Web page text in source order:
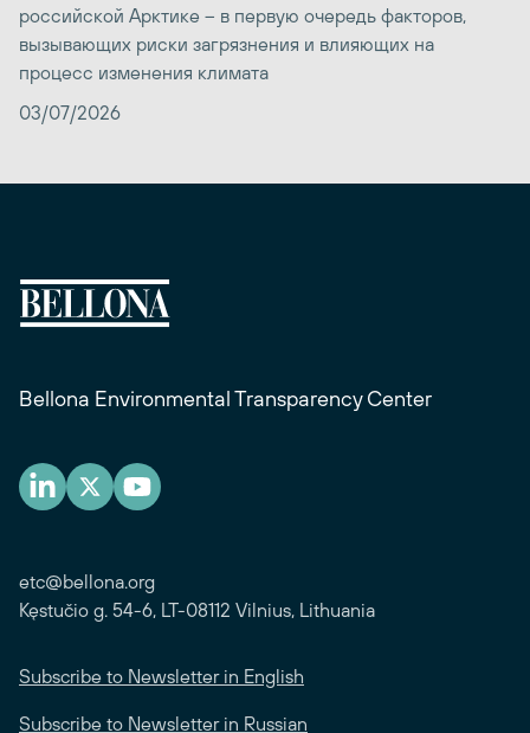
российской Арктике – в первую очередь факторов,
вызывающих риски загрязнения и влияющих на
процесс изменения климата
03/07/2026
Bellona Environmental Transparency Center
etc@bellona.org
Kęstučio g. 54-6, LT-08112 Vilnius, Lithuania
Subscribe to Newsletter in English
Subscribe to Newsletter in Russian